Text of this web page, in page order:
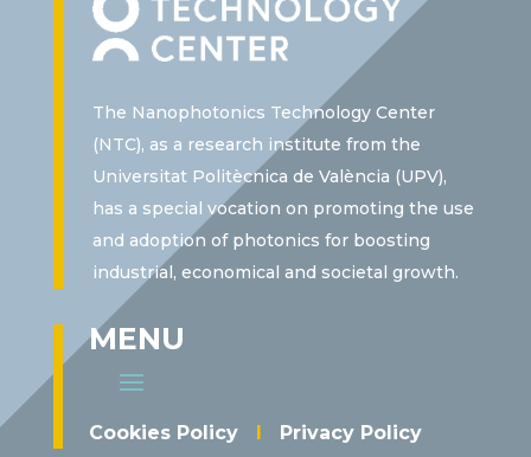
The Nanophotonics Technology Center
(NTC), as a research institute from the
Universitat Politècnica de València (UPV),
has a special vocation on promoting the use
and adoption of photonics for boosting
industrial, economical and societal growth.
MENU
Cookies Policy Privacy Policy